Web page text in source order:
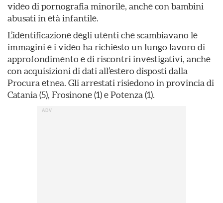
video di pornografia minorile, anche con bambini
abusati in età infantile.
L’identificazione degli utenti che scambiavano le
immagini e i video ha richiesto un lungo lavoro di
approfondimento e di riscontri investigativi, anche
con acquisizioni di dati all’estero disposti dalla
Procura etnea. Gli arrestati risiedono in provincia di
Catania (5), Frosinone (1) e Potenza (1).